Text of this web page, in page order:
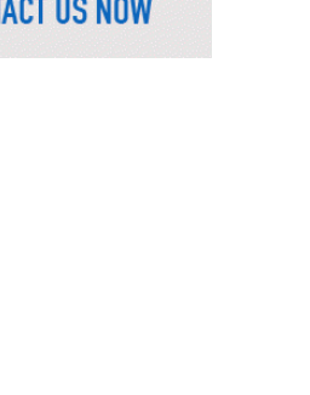
নেসকো কেন, কোনো কিছুই
রাজশাহী থেকে যাবে না: